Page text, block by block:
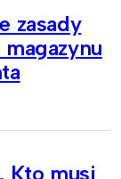
zasady
Kto musi